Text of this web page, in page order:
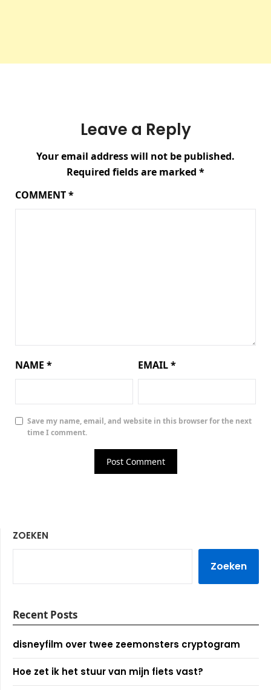
Leave a Reply
Your email address will not be published.
Required fields are marked *
COMMENT*
NAME * EMAIL*
Save my name, email, and website in this browser for the next
time I comment.
ZOEKEN
Zoeken
Recent Posts
disneyfilm over twee zeemonsters cryptogram
Hoe zet ik het stuur van mijn fiets vast?